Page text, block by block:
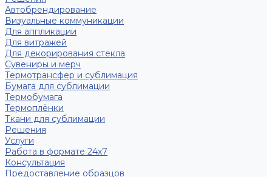
Автобрендирование
Визуальные коммуникации
Для аппликации
Для витражей
Для декорирования стекла
Сувениры и мерч
Термотрансфер и сублимация
Бумага для сублимации
Термобумага
Термоплёнки
Ткани для сублимации
Решения
Услуги
Работа в формате 24х7
Консультация
Предоставление образцов